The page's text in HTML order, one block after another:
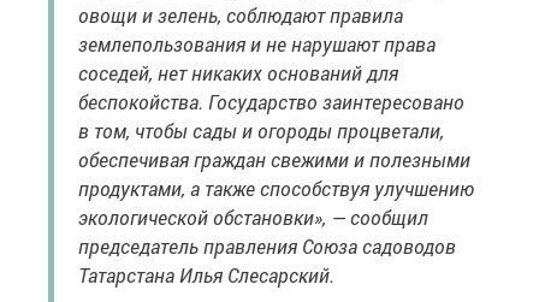
овощи и зелень, соблюдают правила
землепользования и не нарушают права
соседей, нет никаких оснований для
беспокойства. Государство заинтересовано
в том, чтобы сады и огороды процветали,
обеспечивая граждан свежими и полезными
продуктами, а также способствуя улучшению
экологической обстановки», — сообщил
председатель правления Союза садоводов
Татарстана Илья Слесарский.